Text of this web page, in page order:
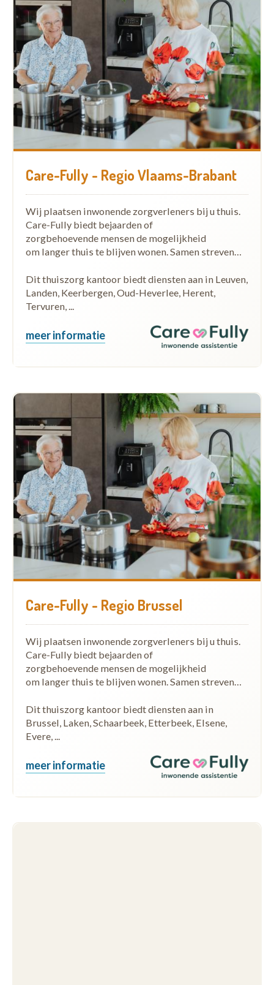
Care-Fully - Regio Vlaams-Brabant
Wij plaatsen inwonende zorgverleners bij u thuis.
Care-Fully biedt bejaarden of
zorgbehoevende mensen de mogelijkheid
om langer thuis te blijven wonen. Samen streven…
Dit thuiszorg kantoor biedt diensten aan in Leuven,
Landen, Keerbergen, Oud-Heverlee, Herent,
Tervuren, ...
meer informatie
Care-Fully - Regio Brussel
Wij plaatsen inwonende zorgverleners bij u thuis.
Care-Fully biedt bejaarden of
zorgbehoevende mensen de mogelijkheid
om langer thuis te blijven wonen. Samen streven…
Dit thuiszorg kantoor biedt diensten aan in
Brussel, Laken, Schaarbeek, Etterbeek, Elsene,
Evere, ...
meer informatie